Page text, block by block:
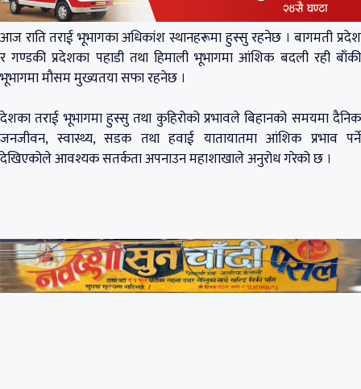
आज राति तराई भूभागका अधिकांश स्थानहरूमा हुस्सु रहनेछ । बागमती प्रदेश
र गण्डकी प्रदेशका पहाडी तथा हिमाली भूभागमा आंशिक बदली रही बाँकी
भूभागमा मौसम मुख्यतया सफा रहनेछ ।
देशका तराई भूभागमा हुस्सु तथा कुहिरोको प्रभावले बिहानको समयमा दैनिक
जनजीवन, स्वास्थ्य, सडक तथा हवाई यातायातमा आंशिक प्रभाव पर्ने
देखिएकोले आवश्यक सतर्कता अपनाउन महाशाखाले अनुरोध गरेको छ ।